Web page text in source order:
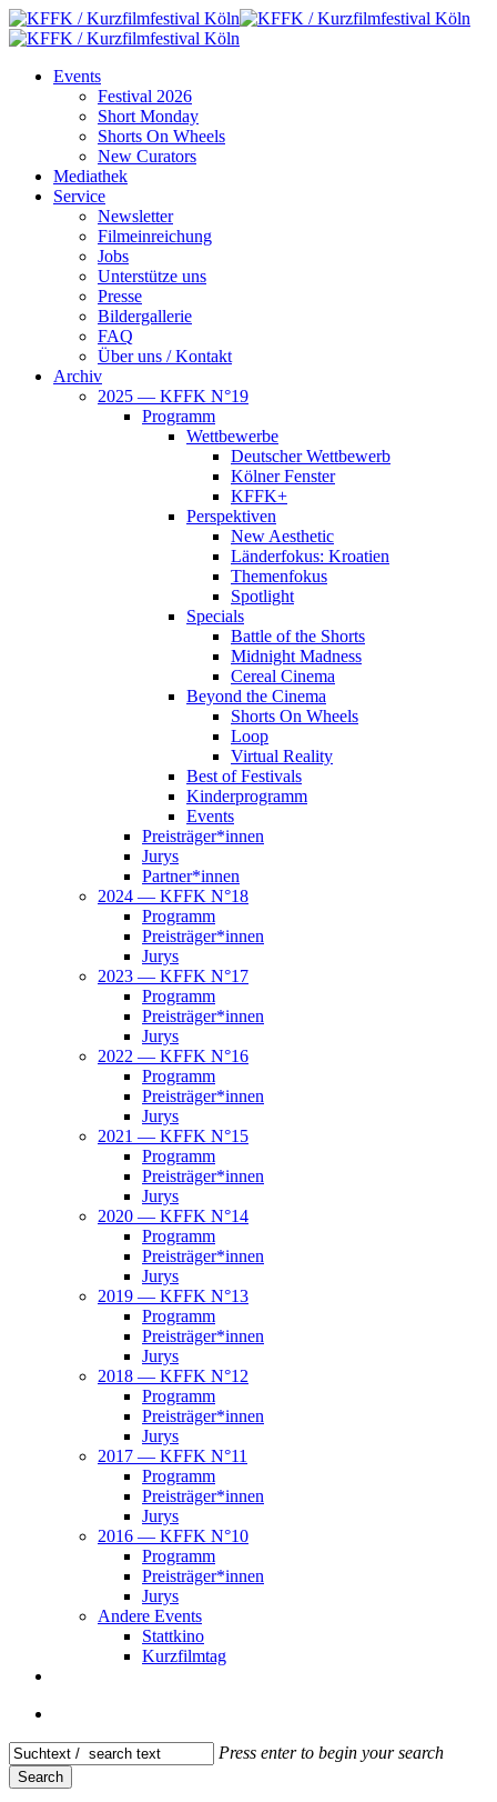
Skip
to
content
search
Menu
Events
Fes­ti­val 2026
Short Mon­day
Shorts On Wheels
New Cura­tors
Media­thek
Ser­vice
News­let­ter
Film­ein­rei­chung
Jobs
Unter­stüt­ze uns
Pres­se
Bil­der­gal­le­rie
FAQ
Über uns / Kontakt
Archiv
2025 — KFFK N°19
Pro­gramm
Wett­be­wer­be
Deut­scher Wettbewerb
Köl­ner Fenster
KFFK+
Per­spek­ti­ven
New Aes­the­tic
Län­der­fo­kus: Kroatien
The­men­fo­kus
Spot­light
Spe­cials
Batt­le of the Shorts
Mid­night Madness
Cere­al Cinema
Bey­ond the Cinema
Shorts On Wheels
Loop
Vir­tu­al Reality
Best of Festivals
Kin­der­pro­gramm
Events
Preisträger*innen
Jurys
Partner*innen
2024 — KFFK N°18
Pro­gramm
Preisträger*innen
Jurys
2023 — KFFK N°17
Pro­gramm
Preisträger*innen
Jurys
2022 — KFFK N°16
Pro­gramm
Preisträger*innen
Jurys
2021 — KFFK N°15
Pro­gramm
Preisträger*innen
Jurys
2020 — KFFK N°14
Pro­gramm
Preisträger*innen
Jurys
2019 — KFFK N°13
Pro­gramm
Preisträger*innen
Jurys
2018 — KFFK N°12
Pro­gramm
Preisträger*innen
Jurys
2017 — KFFK N°11
Pro­gramm
Preisträger*innen
Jurys
2016 — KFFK N°10
Pro­gramm
Preisträger*innen
Jurys
Ande­re Events
Statt­ki­no
Kurz­film­tag
Press enter to begin your search
Search